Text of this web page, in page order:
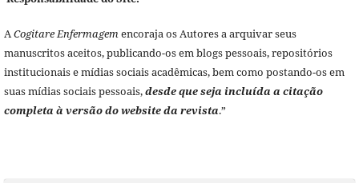
ACogitare Enfermagemencoraja os Autores a arquivar seus
manuscritos aceitos, publicando-os em blogs pessoais, repositórios
institucionais e mídias sociais acadêmicas, bem como postando-os em
suas mídias sociais pessoais,desde que seja incluída a citação
completa à versão do website da revista.”